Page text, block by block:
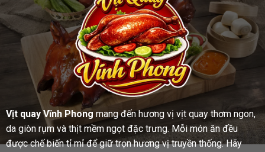
Vịt quay Vĩnh Phong mang đến hương vị vịt quay thơm ngon,
da giòn rụm và thịt mềm ngọt đặc trưng. Mỗi món ăn đều
được chế biến tỉ mỉ để giữ trọn hương vị truyền thống. Hãy